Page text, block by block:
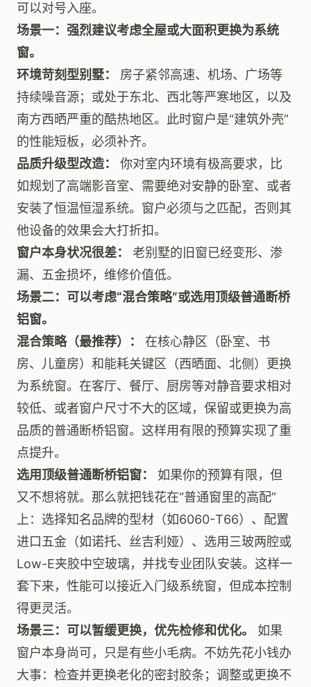
可以对号入座。
场景一：强烈建议考虑全屋或大面积更换为系统
窗。
环境苛刻型别墅：
房子紧邻高速、机场、广场等
持续噪音源；或处于东北、西北等严寒地区，以及
南方西晒严重的酷热地区。此时窗户是“建筑外壳”
的性能短板，必须补齐。
品质升级型改造：
你对室内环境有极高要求，比
如规划了高端影音室、需要绝对安静的卧室、或者
安装了恒温恒湿系统。窗户必须与之匹配，否则其
他设备的效果会大打折扣。
窗户本身状况很差：
老别墅的旧窗已经变形、渗
漏、五金损坏，维修价值低。
场景二：可以考虑“混合策略”或选用顶级普通断桥
铝窗。
混合策略（最推荐）：
在核心静区（卧室、书
房、儿童房）和能耗关键区（西晒面、北侧）更换
为系统窗。在客厅、餐厅、厨房等对静音要求相对
较低、或者窗户尺寸不大的区域，保留或更换为高
品质的普通断桥铝窗。这样用有限的预算实现了重
点提升。
选用顶级普通断桥铝窗：
如果你的预算有限，但
又不想将就。那么就把钱花在“普通窗里的高配”
上：选择知名品牌的型材（如6060-T66）、配置
进口五金（如诺托、丝吉利娅）、选用三玻两腔或
Low-E夹胶中空玻璃，并找专业团队安装。这样一
套下来，性能可以接近入门级系统窗，但成本控制
得更灵活。
场景三：可以暂缓更换，优先检修和优化。
如果
窗户本身尚可，只是有些小毛病。不妨先花小钱办
大事：检查并更换老化的密封胶条；调整或更换不